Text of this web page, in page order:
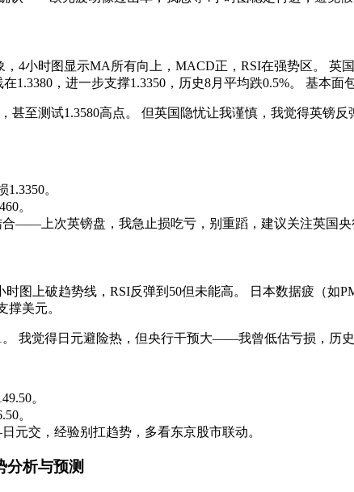
4小时图显示MA所有向上，MACD正，RSI在强势区。 英
1.3380，进一步支撑1.3350，历史8月平均跌0.5%。 基本
甚至测试1.3580高点。 但英国隐忧让我谨慎，我觉得英镑
。
。
——上次英镑盘，我急止损吃亏，别重蹈，建议关注英国央
时图上破趋势线，RSI反弹到50但未能高。 日本数据疲（如
撑美元。
我觉得日元避险热，但央行干预大——我曾低估亏损，历史
。
。
交，经验别扛趋势，多看东京股市联动。
分析与预测